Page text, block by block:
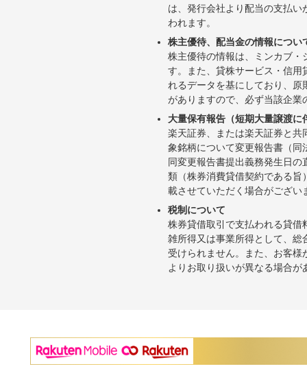
は、発行会社より配当の支払
われます。
株主優待、配当金の情報につい
株主優待の情報は、ミンカブ
す。また、貸株サービス・信
れるデータを基にしており、
がありますので、必ず当該企
大量保有報告（短期大量譲渡
楽天証券、または楽天証券と
象銘柄について変更報告書（
同変更報告書提出義務発生日
類（株券消費貸借契約である
載させていただく場合がござ
税制について
株券貸借取引で支払われる貸
雑所得又は事業所得として、
受けられません。また、お客
よりお取り扱いが異なる場合